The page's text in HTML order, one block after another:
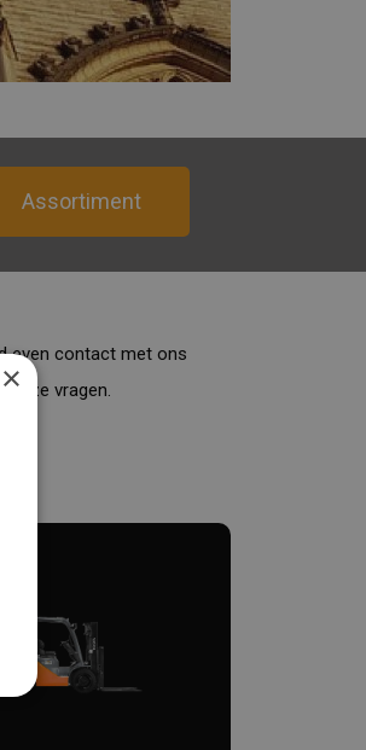
Assortiment
even contact met ons
onze vragen.
×